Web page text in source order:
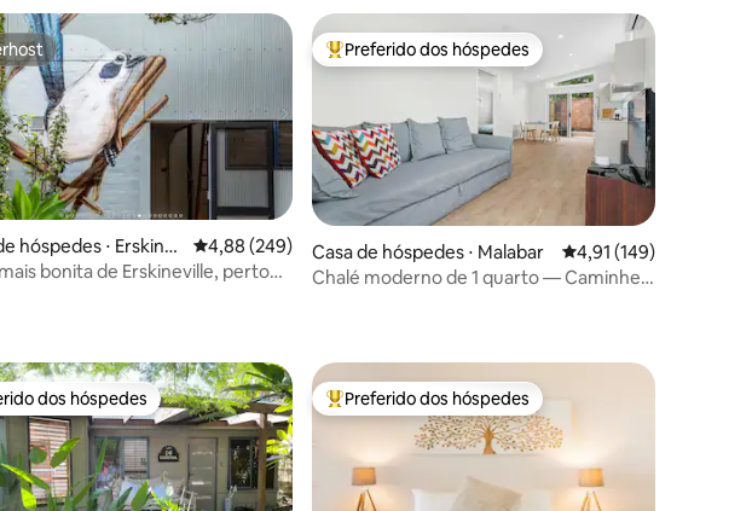
média de 5, 178 avaliações
hóspedes ⋅ Erskine
4,88 de uma avaliação média de 5, 249 avaliações
4,88 (249)
bonita de Erskineville, perto
Entre os melhores preferidos dos hóspedes
Preferido dos hóspedes
Casa de hóspedes ⋅ Malabar 4,91 de uma avaliação
4,91 (149)
Chalé moderno de 1 quarto — Caminhe
dos hóspedes
dos hóspedes Entre os melhores preferidos dos hóspedes
Preferido dos hóspedes